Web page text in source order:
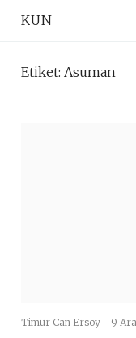
KUN
Etiket: Asuman
Timur Can Ersoy - 9